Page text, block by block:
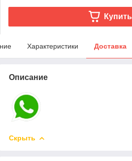
Купить
Характеристики Доставка
Описание
Скрыть